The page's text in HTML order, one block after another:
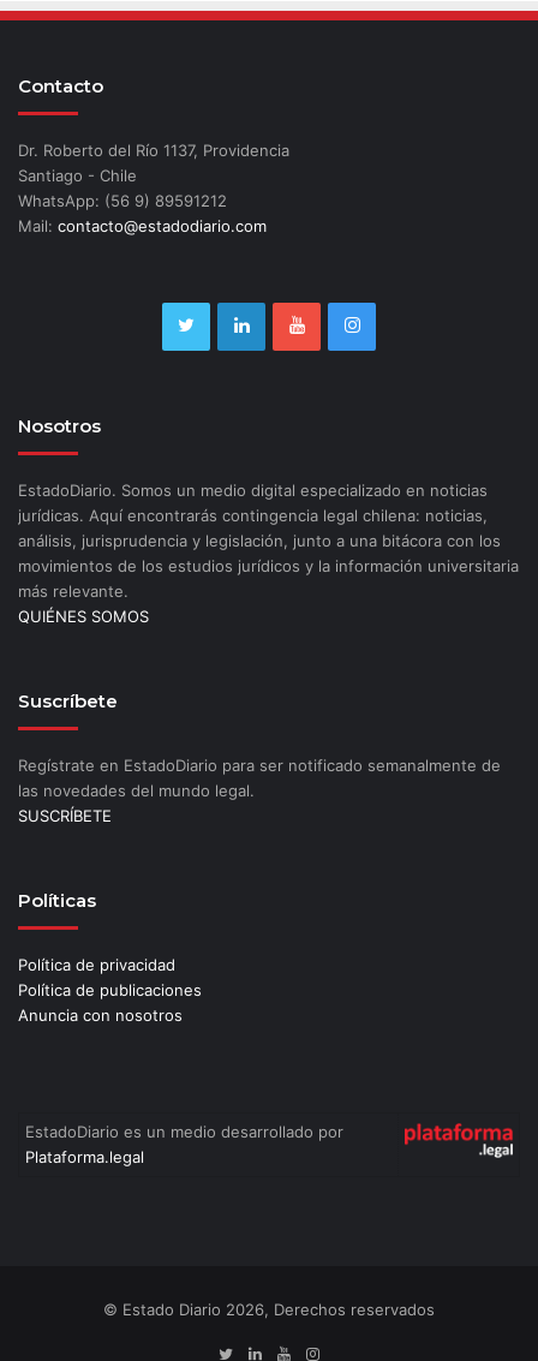
Contacto
Dr. Roberto del Río 1137, Providencia
Santiago - Chile
WhatsApp: (56 9) 89591212
Mail: contacto@estadodiario.com
Nosotros
EstadoDiario. Somos un medio digital especializado en noticias
jurídicas. Aquí encontrarás contingencia legal chilena: noticias,
análisis, jurisprudencia y legislación, junto a una bitácora con los
movimientos de los estudios jurídicos y la información universitaria
más relevante.
QUIÉNES SOMOS
Suscríbete
Regístrate en EstadoDiario para ser notificado semanalmente de
las novedades del mundo legal.
SUSCRÍBETE
Políticas
Política de privacidad
Política de publicaciones
Anuncia con nosotros
EstadoDiario es un medio desarrollado por
Plataforma.legal
© Estado Diario 2026, Derechos reservados